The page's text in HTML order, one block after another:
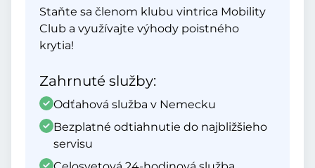
Staňte sa členom klubu vintrica Mobility
Club a využívajte výhody poistného
krytia!
Zahrnuté služby:
Odťahová služba v Nemecku
Bezplatné odtiahnutie do najbližšieho
servisu